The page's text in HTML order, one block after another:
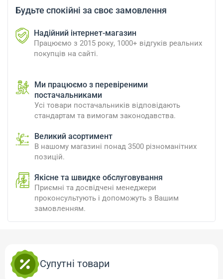
Будьте спокійні за своє замовлення
Надійний інтернет-магазин
Працюємо з 2015 року, 1000+ відгуків реальних
покупців на сайті.
Ми працюємо з перевіреними
постачальниками
Усі товари постачальників відповідають
стандартам та вимогам законодавства.
Великий асортимент
В нашому магазині понад 3500 різноманітних
позицій.
Якісне та швидке обслуговування
Приємні та досвідчені менеджери
проконсультують і допоможуть з Вашим
замовленням.
Супутні товари